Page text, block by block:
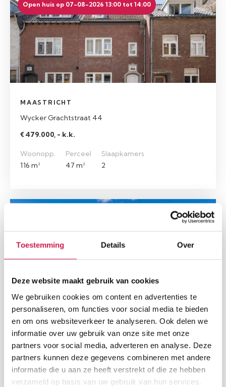
Toestemming Details Over
Deze website maakt gebruik van cookies
We gebruiken cookies om content en advertenties te
personaliseren, om functies voor social media te bieden
en om ons websiteverkeer te analyseren. Ook delen we
informatie over uw gebruik van onze site met onze
partners voor social media, adverteren en analyse. Deze
partners kunnen deze gegevens combineren met andere
informatie die u aan ze heeft verstrekt of die ze hebben
verzameld op basis van uw gebruik van hun services.
Open huis op 07-08-2026 13:00 tot 14:00
MAASTRICHT
Wycker Grachtstraat 44
€ 479.000, - k.k.
Woonopp.
116 m²
Perceel
47 m²
Slaapkamers
2
MAASTRICHT
Wilhelminasingel 106 C 04
€ 369.000, - k.k.
Woonopp.
Slaapkamers